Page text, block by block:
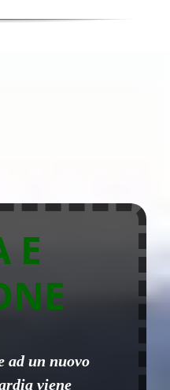
E
ad un nuovo
viene